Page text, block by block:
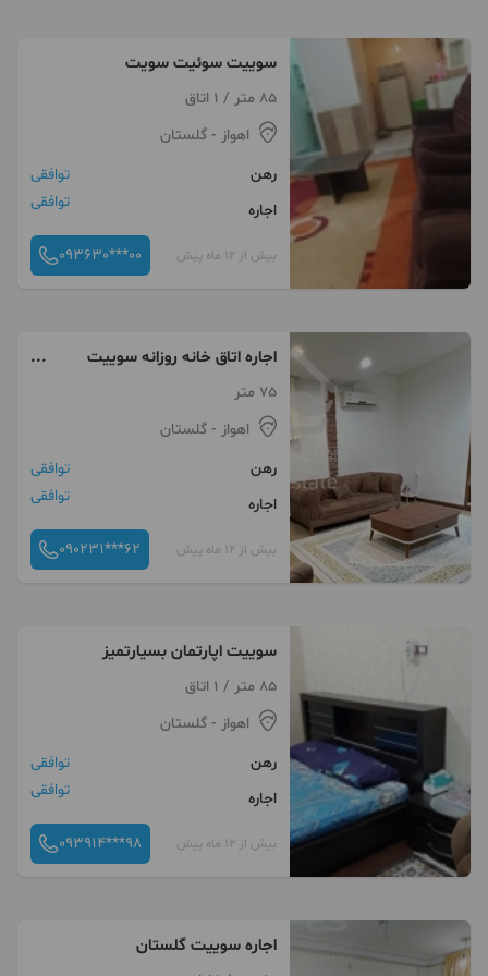
سوییت سوئیت سویت
85 متر / 1 اتاق
اهواز - گلستان
رهن
توافقی
اجاره
توافقی
بیش از 12 ماه پیش 093630***00
اجاره اتاق خانه روزانه سوییت
سوئیت سویت
75 متر
اهواز - گلستان
رهن
توافقی
اجاره
توافقی
بیش از 12 ماه پیش 090231***62
سوییت اپارتمان بسیارتمیز
85 متر / 1 اتاق
اهواز - گلستان
رهن
توافقی
اجاره
توافقی
بیش از 12 ماه پیش 093914***98
اجاره سوییت گلستان